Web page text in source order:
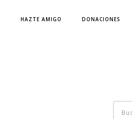
HAZTE AMIGO DONACIONES